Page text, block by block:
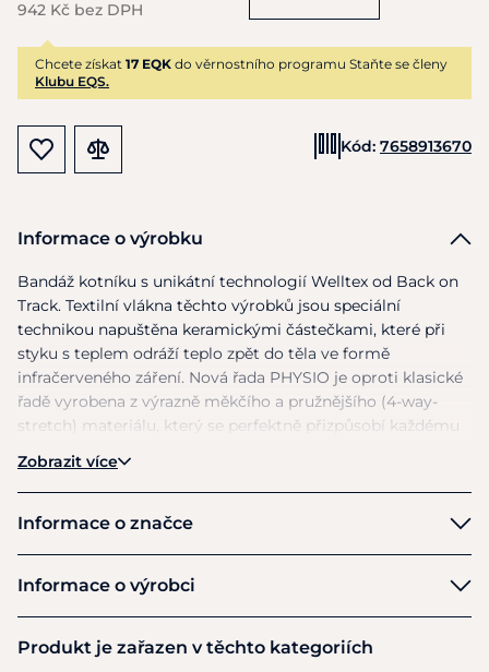
942 Kč bez DPH
Chcete získat 17 EQK do věrnostního programu Staňte se členy
Klubu EQS.
Kód: 7658913670
Informace o výrobku
Bandáž kotníku s unikátní technologií Welltex od Back on
Track. Textilní vlákna těchto výrobků jsou speciální
technikou napuštěna keramickými částečkami, které při
styku s teplem odráží teplo zpět do těla ve formě
infračerveného záření. Nová řada PHYSIO je oproti klasické
řadě vyrobena z výrazně měkčího a pružnějšího (4-way-
stretch) materiálu, který se perfektně přizpůsobí každému
PHYSIO výrobky jsou proto vhodné pro běžnénošení
všechny sportovní aktivity. Prohřívá, zvyšuje prokrvení,
napomáhá regeneraci, ulevuje
potom dobu prodlužovat
použivání zvyšuje účinnost. Barva: černá. Velikosti: S, M, L.
Rozměry - obvodS- 35-38cm,M - 39-42cm,L- 43-45cm.
Zobrazit více
Informace o značce
Back on Track
Informace o výrobci
Back on Track
Produkt je zařazen v těchto kategoriích